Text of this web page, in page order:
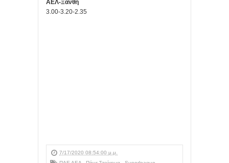
ΑΕΛ-Ξάνθη
3.00-3.20-2.35
7/17/2020 08:54:00 μ.μ.